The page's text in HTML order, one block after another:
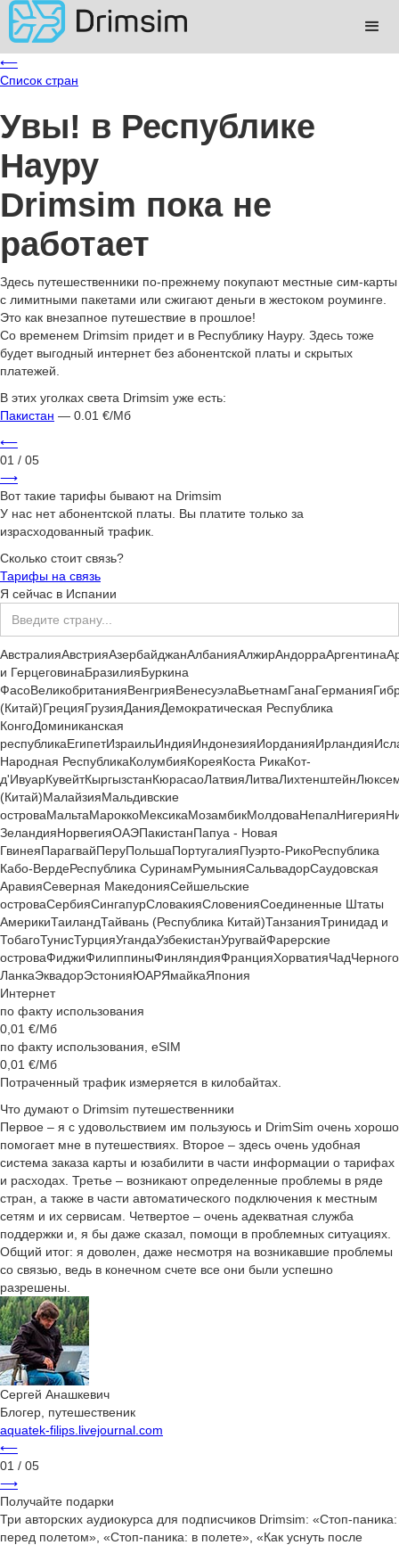
⟵
Список стран
Увы! в Республике
Науру
Drimsim пока не
работает
Здесь путешественники по-прежнему покупают местные сим-карты
с лимитными пакетами или сжигают деньги в жестоком роуминге.
Это как внезапное путешествие в прошлое!
Со временем Drimsim придет и в Республику Науру. Здесь тоже
будет выгодный интернет без абонентской платы и скрытых
платежей.
В этих уголках света Drimsim уже есть:
Пакистан — 0.01 €/Мб
⟵
01 / 05
⟶
Вот такие тарифы бывают на Drimsim
У нас нет абонентской платы. Вы платите только за
израсходованный трафик.
Сколько стоит связь?
Тарифы на связь
Я сейчас в Испании
АвстралияАвстрияАзербайджанАлбанияАлжирАндорраАргентина
и ГерцеговинаБразилияБуркина
ФасоВеликобританияВенгрияВенесуэлаВьетнамГанаГермания
(Китай)ГрецияГрузияДанияДемократическая Республика
КонгоДоминиканская
республикаЕгипетИзраильИндияИндонезияИорданияИрландия
Народная РеспубликаКолумбияКореяКоста РикаКот-
д'ИвуарКувейтКыргызстанКюрасаоЛатвияЛитваЛихтенштейн
(Китай)МалайзияМальдивские
островаМальтаМароккоМексикаМозамбикМолдоваНепалНигерия
ЗеландияНорвегияОАЭПакистанПапуа - Новая
ГвинеяПарагвайПеруПольшаПортугалияПуэрто-РикоРеспублика
Кабо-ВердеРеспублика СуринамРумынияСальвадорСаудовская
АравияСеверная МакедонияСейшельские
островаСербияСингапурСловакияСловенияСоединенные Штаты
АмерикиТаиландТайвань (Республика Китай)ТанзанияТринидад и
ТобагоТунисТурцияУгандаУзбекистанУругвайФарерские
островаФиджиФилиппиныФинляндияФранцияХорватияЧад
ЛанкаЭквадорЭстонияЮАРЯмайкаЯпония
Интернет
по факту использования
0,01 €/Мб
по факту использования, eSIM
0,01 €/Мб
Потраченный трафик измеряется в килобайтах.
Что думают о Drimsim путешественники
Первое – я с удовольствием им пользуюсь и DrimSim очень хорошо
помогает мне в путешествиях. Второе – здесь очень удобная
система заказа карты и юзабилити в части информации о тарифах
и расходах. Третье – возникают определенные проблемы в ряде
стран, а также в части автоматического подключения к местным
сетям и их сервисам. Четвертое – очень адекватная служба
поддержки и, я бы даже сказал, помощи в проблемных ситуациях.
Общий итог: я доволен, даже несмотря на возникавшие проблемы
со связью, ведь в конечном счете все они были успешно
разрешены.
Сергей Анашкевич
Блогер, путешественик
aquatek-filips.livejournal.com
⟵
01 / 05
⟶
Получайте подарки
Три авторских аудиокурса для подписчиков Drimsim: «Стоп-паника:
перед полетом», «Стоп-паника: в полете», «Как уснуть после